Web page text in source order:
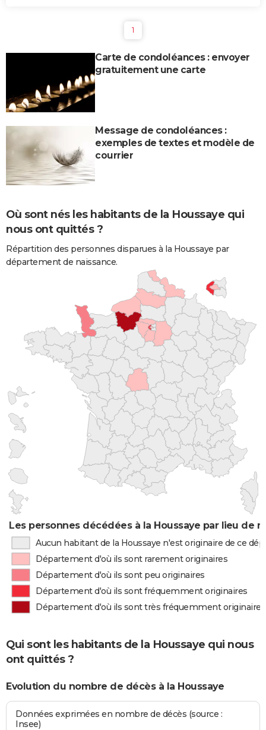
1
Carte de condoléances : envoyer
gratuitement une carte
Message de condoléances :
exemples de textes et modèle de
courrier
Où sont nés les habitants de la Houssaye qui
nous ont quittés ?
Répartition des personnes disparues à la Houssaye par
département de naissance.
Les personnes décédées à la Houssaye par lieu de
Aucun habitant de la Houssaye n'est originaire de ce
Département d'où ils sont rarement originaires
Département d'où ils sont peu originaires
Département d'où ils sont fréquemment originaires
Département d'où ils sont très fréquemment originaires
Qui sont les habitants de la Houssaye qui nous
ont quittés ?
Evolution du nombre de décès à la Houssaye
Données exprimées en nombre de décès (source :
Insee)